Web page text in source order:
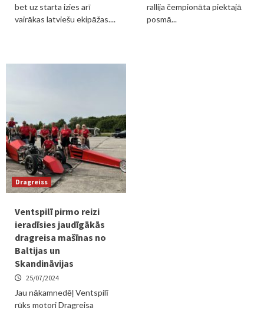
bet uz starta izies arī
vairākas latviešu ekipāžas....
rallija čempionāta piektajā
posmā...
Dragreiss
Ventspilī pirmo reizi
ieradīsies jaudīgākās
dragreisa mašīnas no
Baltijas un
Skandināvijas
25/07/2024
Jau nākamnedēļ Ventspilī
rūks motori Dragreisa